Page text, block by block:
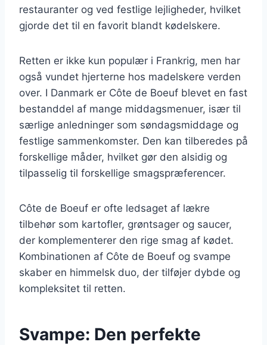
restauranter og ved festlige lejligheder, hvilket
gjorde det til en favorit blandt kødelskere.
Retten er ikke kun populær i Frankrig, men har
også vundet hjerterne hos madelskere verden
over. I Danmark er Côte de Boeuf blevet en fast
bestanddel af mange middagsmenuer, især til
særlige anledninger som søndagsmiddage og
festlige sammenkomster. Den kan tilberedes på
forskellige måder, hvilket gør den alsidig og
tilpasselig til forskellige smagspræferencer.
Côte de Boeuf er ofte ledsaget af lækre
tilbehør som kartofler, grøntsager og saucer,
der komplementerer den rige smag af kødet.
Kombinationen af Côte de Boeuf og svampe
skaber en himmelsk duo, der tilføjer dybde og
kompleksitet til retten.
Svampe: Den perfekte